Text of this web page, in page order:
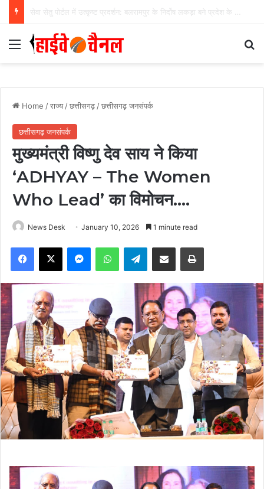
Menu
Home /राज्य /छत्तीसगढ़ /छत्तीसगढ़ जनसंपर्क
छत्तीसगढ़ जनसंपर्क
मुख्यमंत्री विष्णु देव साय ने किया
‘ADHYAY – The Women
Who Lead’ का विमोचन….
News Desk January 10, 2026 1 minute read
Facebook
X MessengerWhatsAppTelegramShare via Email Print